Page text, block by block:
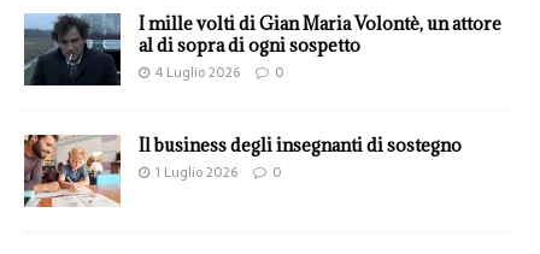
I mille volti di Gian Maria Volontè, un attore
al di sopra di ogni sospetto
4 Luglio 2026 0
Il business degli insegnanti di sostegno
1 Luglio 2026 0